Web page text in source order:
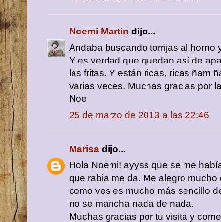
Noemi Martin dijo...
Andaba buscando torrijas al horno
Y es verdad que quedan así de
las fritas. Y están ricas, ricas ñam
varias veces. Muchas gracias por
Noe
25 de marzo de 2013 a las 22:46
Marisa dijo...
Hola Noemi! ayyss que se me
que rabia me da. Me alegro
como ves es mucho más sencillo
no se mancha nada de nada.
Muchas gracias por tu visita y